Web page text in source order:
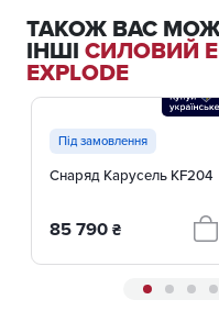
ТАКОЖ ВАС
ІНШІ СИЛОВИЙ
EXPLODE
Під замовлення
Снаряд Карусель KF204
85 790 ₴